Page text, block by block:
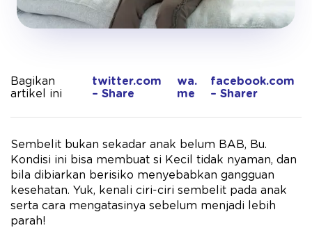
Bagikan
artikel ini
twitter.com
– Share
wa.
me
facebook.com
– Sharer
Sembelit bukan sekadar anak belum BAB, Bu.
Kondisi ini bisa membuat si Kecil tidak nyaman, dan
bila dibiarkan berisiko menyebabkan gangguan
kesehatan. Yuk, kenali ciri-ciri sembelit pada anak
serta cara mengatasinya sebelum menjadi lebih
parah!